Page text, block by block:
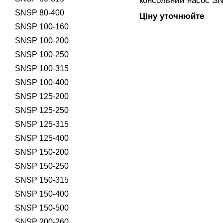
закритим робочим
підключенням,
Ціну уточнюйте
SNSP 80-400
SNSP 100-160
SNSP 100-200
SNSP 100-250
SNSP 100-315
SNSP 100-400
SNSP 125-200
SNSP 125-250
SNSP 125-315
SNSP 125-400
SNSP 150-200
SNSP 150-250
SNSP 150-315
SNSP 150-400
SNSP 150-500